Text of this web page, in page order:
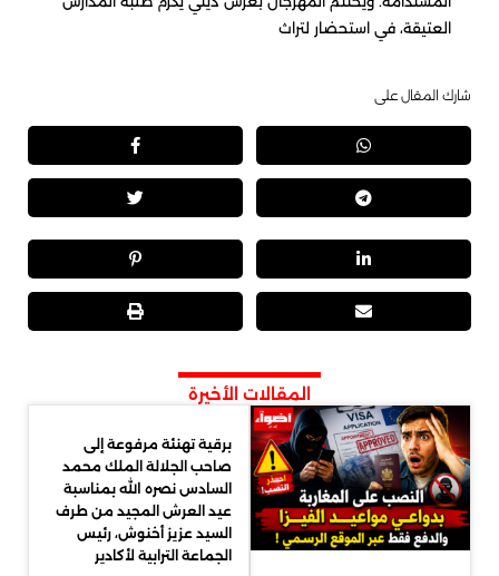
العتيقة، في استحضار لتراث
شارك المقال على
المقالات الأخيرة
برقية تهنئة مرفوعة إلى
صاحب الجلالة الملك محمد
السادس نصره الله بمناسبة
عيد العرش المجيد من طرف
السيد عزيز أخنوش، رئيس
الجماعة الترابية لأكادير